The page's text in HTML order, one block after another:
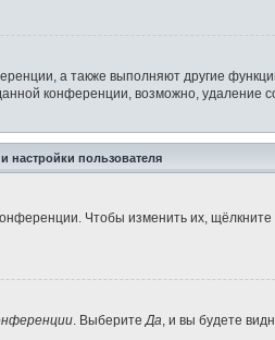
а также выполняют другие
конференции, возможно, удаление
настройки пользователя
Чтобы изменить их,
. Выберите Да , и вы будете